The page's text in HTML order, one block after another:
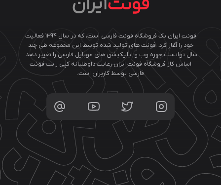
فونت ایران یک فروشگاه فونت فارسی است، که در سال ۱۳۹۴ فعالیت
خود را آغاز کرد. فونت های تولید شده توسط این مجموعه طی چند
سال توانست چهره وب و اپلیکیشن های موبایل فارسی را تغییر دهد.
اساس کار فروشگاه فونت ایران رعایت داوطلبانه کپی رایت فونت
فارسی توسط کاربران است.